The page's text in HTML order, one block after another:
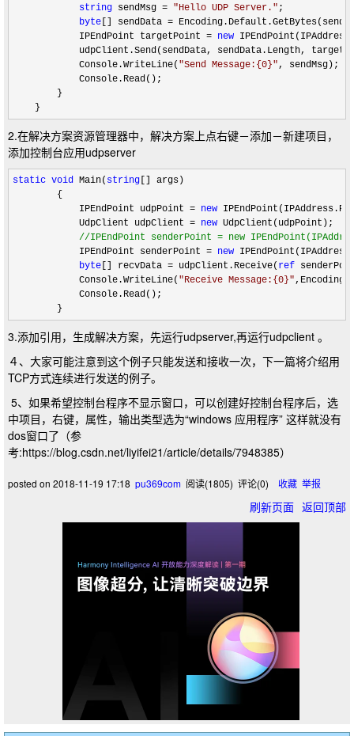
string sendMsg = "Hello UDP Server. " ;
byte [] sendData =
            IPEndPoint targetPoint
= new
udpClient.Send(sendData, sendData.Length,
            Console.WriteLine(
"Send Message:{0}" , sendMsg);
            Console.Read();
        }
    }
2.在解决方案资源管理器中，解决方案上点右键－添加－新建项目，
添加控制台应用udpserver
static void Main( string [] args)
        {
            IPEndPoint udpPoint
= new
            UdpClient udpClient
= new UdpClient(udpPoint);
//IPEndPoint senderPoint = new
            IPEndPoint senderPoint =
new
byte [] recvData = udpClient.Receive( ref
            Console.WriteLine(
"Receive Message:{0}"
            Console.Read();
        }
3.添加引用，生成解决方案，先运行udpserver,再运行udpclient 。
４、大家可能注意到这个例子只能发送和接收一次，下一篇将介绍用
TCP方式连续进行发送的例子。
5、如果希望控制台程序不显示窗口，可以创建好控制台程序后，选
中项目，右键，属性，输出类型选为“windows 应用程序” 这样就没有
dos窗口了（参
考:https://blog.csdn.net/liyifei21/article/details/7948385）
posted on 2018-11-19 17:18 pu369com 阅读(1805) 评论(0) 收藏 举报
刷新页面 返回顶部